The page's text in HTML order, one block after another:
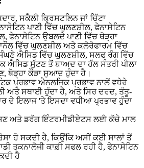
ਸਕੈਲੀ ਕ੍ਰਿਸਟਲਿਨ ਜਾਂ ਚਿੱਟਾ
ਪਾਣੀ ਵਿੱਚ ਘੁਲਣਸ਼ੀਲ, ਫੇਨਾਸੇਟਿਨ
ਫੇਨਾਸੇਟਿਨ ਉਬਲਦੇ ਪਾਣੀ ਵਿੱਚ ਥੋੜ੍ਹਾ
ਵਿੱਚ ਘੁਲਣਸ਼ੀਲ ਅਤੇ ਕਲੋਰੋਫਾਰਮ ਵਿੱਚ
ਐਸਿਡ ਵਿੱਚ ਘੁਲਣਸ਼ੀਲ, ਸਲਫ ਰੰਗ ਵਿੱਚ
ਐਸਿਡ ਸੁੱਟਣ ਤੋਂ ਬਾਅਦ ਦਾ ਹੱਲ ਸੰਤਰੀ ਪੀਲਾ
ਥੋੜ੍ਹਾ ਕੌੜਾ ਸੁਆਦ ਹੁੰਦਾ ਹੈ।
ਪ੍ਰਭਾਵ ਐਨਲਜਿਕ ਪ੍ਰਭਾਵ ਨਾਲੋਂ ਵਧੇਰੇ
ਅਤੇ ਸਥਾਈ ਹੁੰਦਾ ਹੈ, ਅਤੇ ਸਿਰ ਦਰਦ, ਤੰਤੂ-
ਦੇ ਇਲਾਜ 'ਤੇ ਇਸਦਾ ਵਧੀਆ ਪ੍ਰਭਾਵ ਹੁੰਦਾ
ਅਤੇ ਡਰੱਗ ਇੰਟਰਮੀਡੀਏਟਸ ਲਈ ਕੱਚੇ ਮਾਲ
ਹੋ ਸਕਦੀ ਹੈ, ਕਿਉਂਕਿ ਅਸੀਂ ਕਈ ਸਾਲਾਂ ਤੋਂ
ਤਕਨਾਲੋਜੀ ਕਾਫ਼ੀ ਸਫਲ ਰਹੀ ਹੈ, ਫੇਨਾਸੇਟਿਨ
ਹੈ